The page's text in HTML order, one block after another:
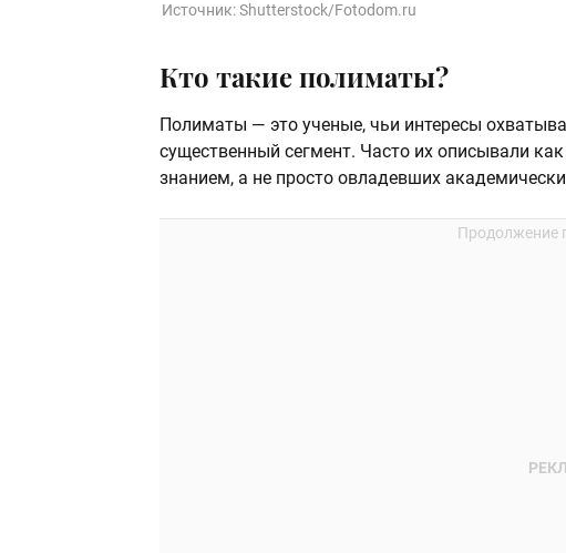
Источник:Shutterstock/Fotodom.ru
Кто такие полиматы?
Полиматы — это ученые, чьи интересы
существенный сегмент. Часто их описывали
знанием, а не просто овладевших